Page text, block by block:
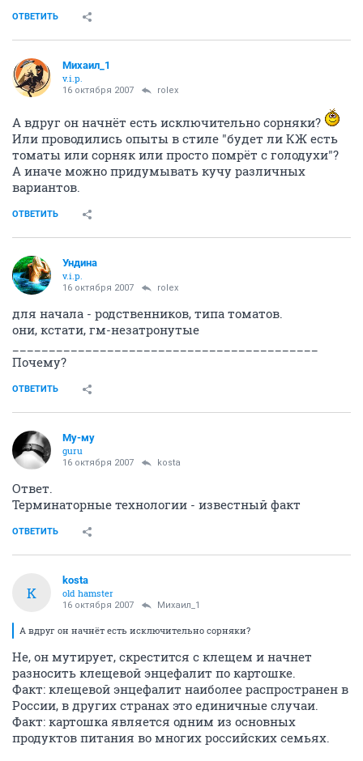
ОТВЕТИТЬ
Михаил_1
v.i.p.
16 октября 2007 rolex
А вдруг он начнёт есть исключительно сорняки?
Или проводились опыты в стиле "будет ли КЖ есть
томаты или сорняк или просто помрёт с голодухи"?
А иначе можно придумывать кучу различных
вариантов.
ОТВЕТИТЬ
Ундина
v.i.p.
16 октября 2007 rolex
для начала - родственников, типа томатов.
они, кстати, гм-незатронутые
Почему?
ОТВЕТИТЬ
Му-му
guru
16 октября 2007 kosta
Ответ.
Терминаторные технологии - известный факт
ОТВЕТИТЬ
K
kosta
old hamster
16 октября 2007 Михаил_1
А вдруг он начнёт есть исключительно сорняки?
Не, он мутирует, скрестится с клещем и начнет
разносить клещевой энцефалит по картошке.
Факт: клещевой энцефалит наиболее распространен в
России, в других странах это единичные случаи.
Факт: картошка является одним из основных
продуктов питания во многих российских семьях.